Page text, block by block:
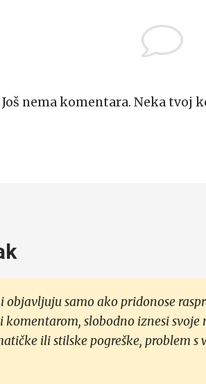
Još nema komentara. Neka tvoj
objavljuju samo ako pridonose
komentarom, slobodno iznesi
ili stilske pogreške, problem